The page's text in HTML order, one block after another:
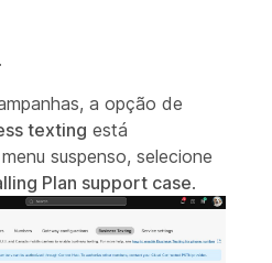
.
a opção de
texting está
suspenso, selecione
Plan support case.